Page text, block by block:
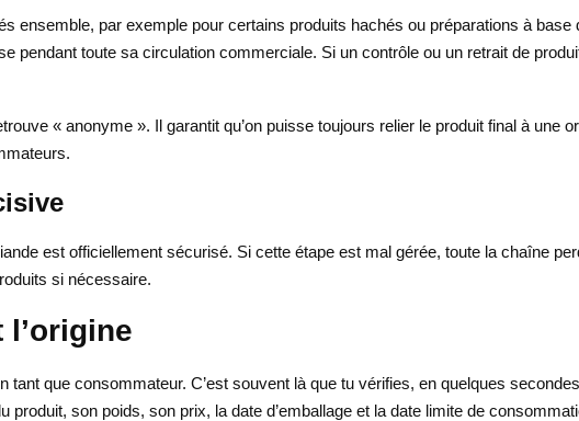
ensemble, par exemple pour certains produits hachés ou préparations à base
pendant toute sa circulation commerciale. Si un contrôle ou un retrait de
« anonyme ». Il garantit qu’on puisse toujours relier le produit final à une
est officiellement sécurisé. Si cette étape est mal gérée, toute la chaîne
si nécessaire.
l’origine
tant que consommateur. C’est souvent là que tu vérifies, en quelques
produit, son poids, son prix, la date d’emballage et la date limite de